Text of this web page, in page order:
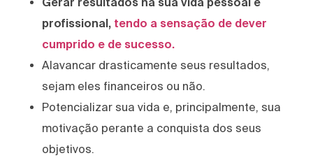
profissional, tendo a sensação de dever
cumprido e de sucesso.
Alavancar drasticamente seus resultados,
sejam eles financeiros ou não.
Potencializar sua vida e, principalmente, sua
motivação perante a conquista dos seus
objetivos.